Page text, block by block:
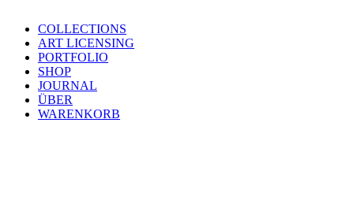
COLLECTIONS
ART LICENSING
PORTFOLIO
SHOP
JOURNAL
ÜBER
WARENKORB